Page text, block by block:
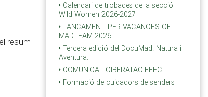
resum
Calendari de trobades de la secció
Wild Women 2026-2027
TANCAMENT PER VACANCES CE
MADTEAM 2026
Tercera edició del DocuMad. Natura i
Aventura.
COMUNICAT CIBERATAC FEEC
Formació de cuidadors de senders